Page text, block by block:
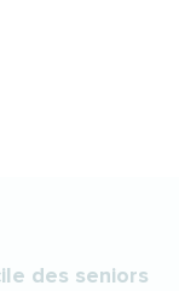
des seniors